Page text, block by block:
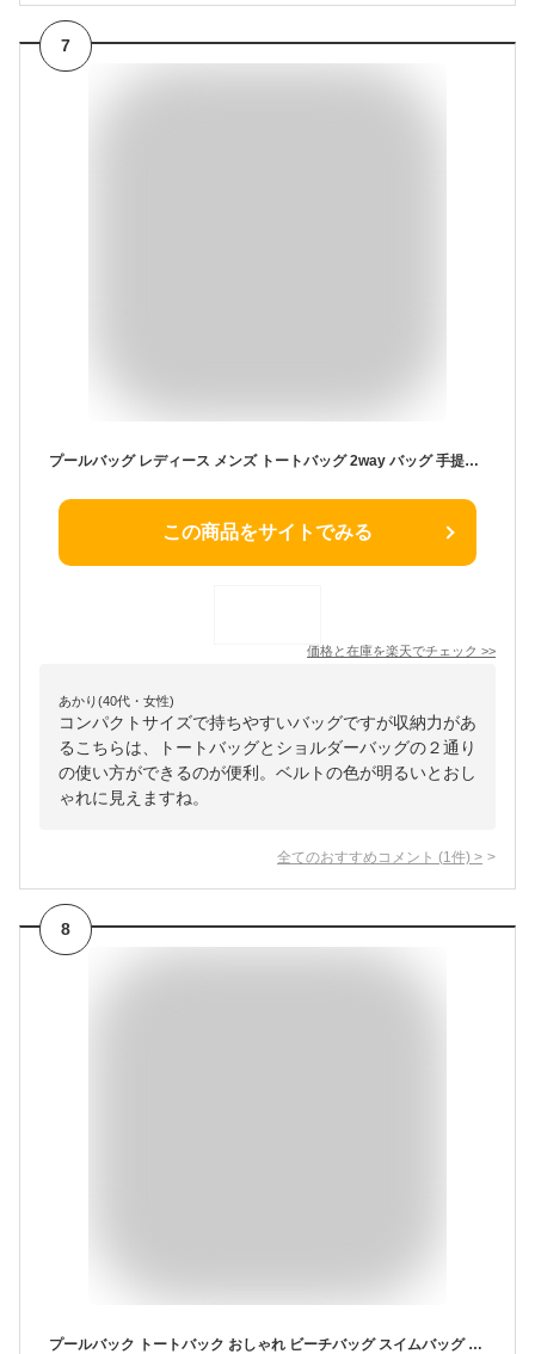
7
プールバッグ レディース メンズ トートバッグ 2way バッグ 手提げ ショルダー 肩掛け プールバック クリアバッグ 大容量 シンプル おしゃれ ビーチバッグ 水泳 スイミング 大人用 おしゃれ 防水 中学生 撥水 ママ 大人 透明 ビニール ジムバッグ
この商品をサイトでみる
価格と在庫を楽天でチェック >>
あかり(40代・女性)
コンパクトサイズで持ちやすいバッグですが収納力があ
るこちらは、トートバッグとショルダーバッグの２通り
の使い方ができるのが便利。ベルトの色が明るいとおし
ゃれに見えますね。
全てのおすすめコメント (1 件) >
8
プールバック トートバック おしゃれ ビーチバッグ スイムバッグ プール 水泳 スイミング バッグ 透明 水着 プールグッズ 男の子 女の子 子供 小学生 中学生 小学校 男子 女子 キッズ 軽量 水泳バッグ スイミングバッグ 大容量 大人 レディース 送料無料